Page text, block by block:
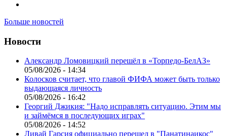
Больше новостей
Новости
Александр Ломовицкий перешёл в «Торпедо-БелАЗ»
05/08/2026 - 14:34
Колосков считает, что главой ФИФА может быть только
выдающаяся личность
05/08/2026 - 16:42
Георгий Джикия: "Надо исправлять ситуацию. Этим мы
и займёмся в последующих играх"
05/08/2026 - 14:52
Ливай Гарсия официально перешел в "Панатинаикос"